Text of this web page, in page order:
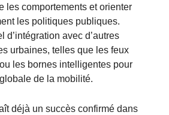
les comportements et orienter
les politiques publiques.
d’intégration avec d’autres
urbaines, telles que les feux
les bornes intelligentes pour
de la mobilité.
déjà un succès confirmé dans